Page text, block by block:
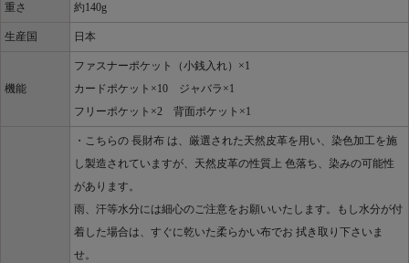
重さ 約140g
生産国 日本
機能
ファスナーポケット（小銭入れ）×1
カードポケット×10 ジャバラ×1
フリーポケット×2 背面ポケット×1
・こちらの 長財布 は、厳選された天然皮革を用い、染色加工を施
し製造されていますが、天然皮革の性質上 色落ち、染みの可能性
があります。
雨、汗等水分には細心のご注意をお願いいたします。もし水分が付
着した場合は、すぐに乾いた柔らかい布でお 拭き取り下さいま
せ。